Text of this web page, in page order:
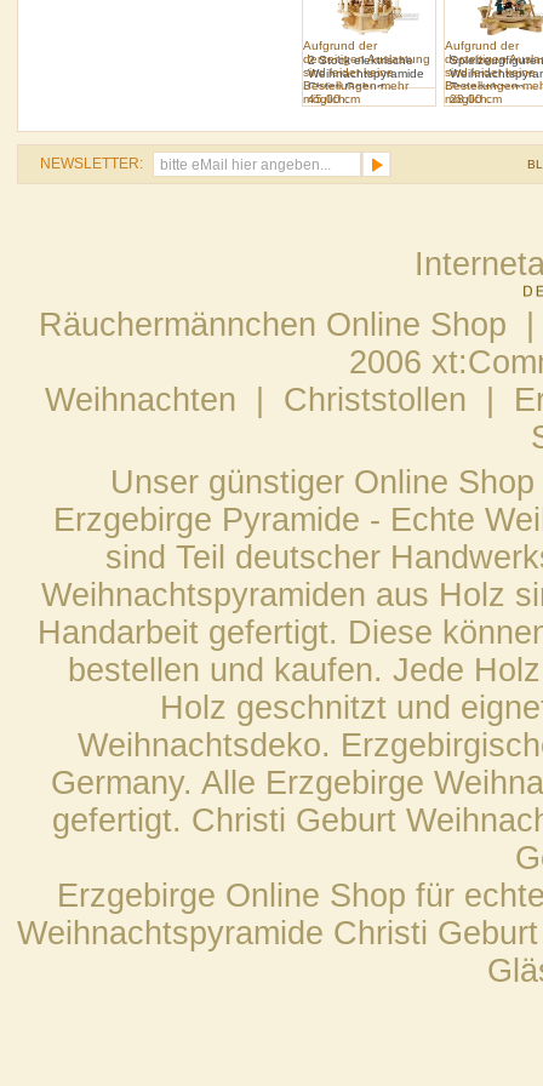
2 Stock elektrische
Weihnachtspyramide
Christi Geburt
45.00 cm
Aufgrund der
derzeitigen Auslastung
sind leider keine
Bestellungen mehr
möglich.
Spielzeugfiguren
Tannenbaum
28.00 cm
Aufgrund der
derzeitigen
sind leider keine
Bestellungen
möglich.
NEWSLETTER:
Räuchermännchen Online
2006
Weihnachten
Christstollen
Unser günstiger Online
Erzgebirge Pyramide - Echte
sind Teil deutscher
Weihnachtspyramiden aus Holz
Handarbeit gefertigt. Diese
bestellen und kaufen. Jede
Holz geschnitzt und
Weihnachtsdeko.
Germany. Alle Erzgebirge
gefertigt. Christi Geburt
Erzgebirge Online Shop für
Weihnachtspyramide Christi